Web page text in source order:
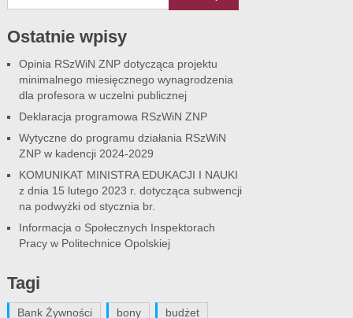
Ostatnie wpisy
Opinia RSzWiN ZNP dotycząca projektu
minimalnego miesięcznego wynagrodzenia
dla profesora w uczelni publicznej
Deklaracja programowa RSzWiN ZNP
Wytyczne do programu działania RSzWiN
ZNP w kadencji 2024-2029
KOMUNIKAT MINISTRA EDUKACJI I NAUKI
z dnia 15 lutego 2023 r. dotycząca subwencji
na podwyżki od stycznia br.
Informacja o Społecznych Inspektorach
Pracy w Politechnice Opolskiej
Tagi
Bank Żywności bony budżet